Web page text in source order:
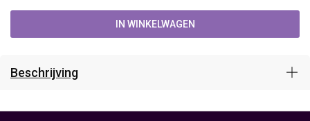
IN WINKELWAGEN
Beschrijving